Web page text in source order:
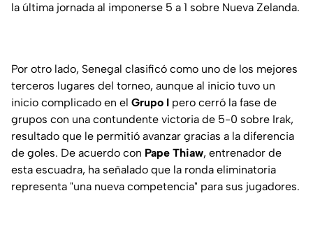
la última jornada al imponerse 5 a 1 sobre Nueva Zelanda.
Por otro lado, Senegal clasificó como uno de los mejores
terceros lugares del torneo, aunque al inicio tuvo un
inicio complicado en el Grupo I pero cerró la fase de
grupos con una contundente victoria de 5-0 sobre Irak,
resultado que le permitió avanzar gracias a la diferencia
de goles. De acuerdo con Pape Thiaw, entrenador de
esta escuadra, ha señalado que la ronda eliminatoria
representa "una nueva competencia" para sus jugadores.